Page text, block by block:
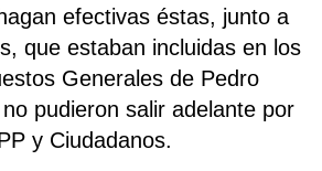
efectivas éstas, junto a
que estaban incluidas en los
Generales de Pedro
pudieron salir adelante por
y Ciudadanos.